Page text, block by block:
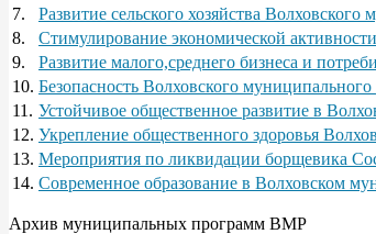
7.
Развитие сельского хозяйства
8.
Стимулирование экономической
9.
Развитие малого,среднего бизнеса и
10. Безопасность Волховского муниципального
11. Устойчивое общественное развитие в
12. Укрепление общественного здоровья
13. Мероприятия по ликвидации борщевика
14. Современное образование в Волховском
Архив муниципальных программ ВМР